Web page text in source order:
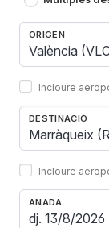
ORIGEN
Incloure
DESTINACIÓ
Incloure
ANADA